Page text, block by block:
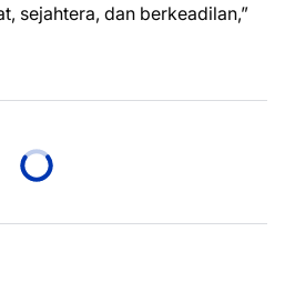
sejahtera, dan berkeadilan,”